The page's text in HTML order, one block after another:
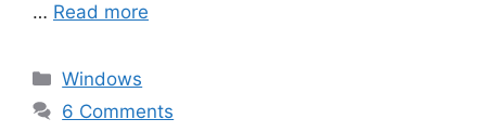
… Read more
Categories
Windows
6 Comments